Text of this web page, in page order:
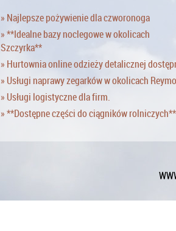
» Najlepsze pożywienie dla czworonoga
» **Idealne bazy noclegowe w okolicach
Szczyrka**
» Hurtownia online odzieży detalicznej
» Usługi naprawy zegarków w okolicach
» Usługi logistyczne dla firm.
» **Dostępne części do ciągników rolniczych**